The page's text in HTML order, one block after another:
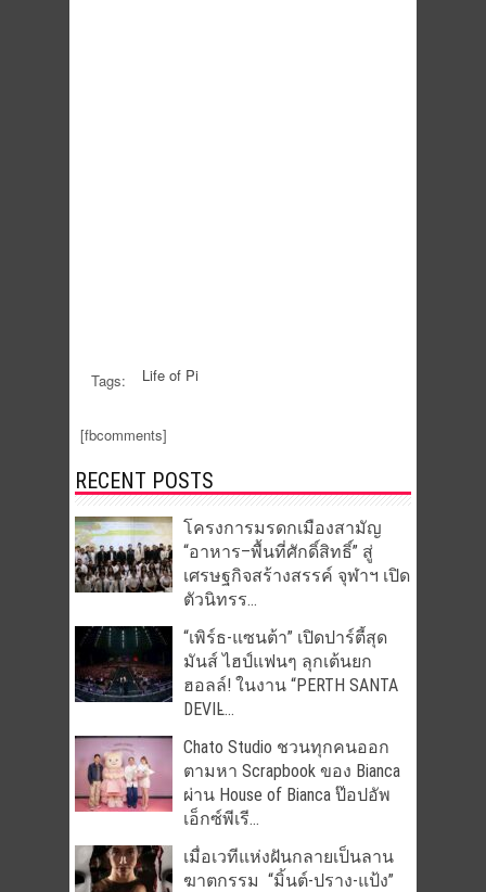
Tags: Life of Pi
[fbcomments]
RECENT POSTS
โครงการมรดกเมืองสามัญ
“อาหาร–พื้นที่ศักดิ์สิทธิ์” สู่
เศรษฐกิจสร้างสรรค์ จุฬาฯ เปิด
ตัวนิทรร...
“เพิร์ธ-แซนต้า” เปิดปาร์ตี้สุด
มันส์ ไฮป์แฟนๆ ลุกเต้นยก
ฮอลล์! ในงาน “PERTH SANTA
DEVIL̵...
Chato Studio ชวนทุกคนออก
ตามหา Scrapbook ของ Bianca
ผ่าน House of Bianca ป๊อปอัพ
เอ็กซ์พีเรี...
เมื่อเวทีแห่งฝันกลายเป็นลาน
ฆาตกรรม “มิ้นต์-ปราง-แป้ง”